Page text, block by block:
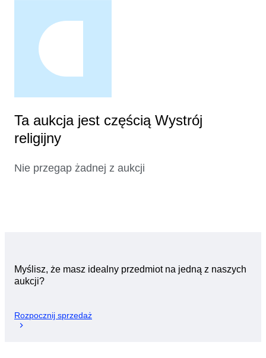
Ta aukcja jest częścią Wystrój
religijny
Nie przegap żadnej z aukcji
Myślisz, że masz idealny przedmiot na jedną z naszych
aukcji?
Rozpocznij sprzedaż